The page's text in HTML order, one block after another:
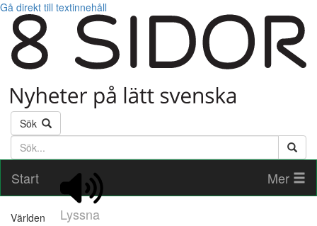
Gå direkt till textinnehåll
Sök
Söktext
Start
Lyssna
Mer
Världen